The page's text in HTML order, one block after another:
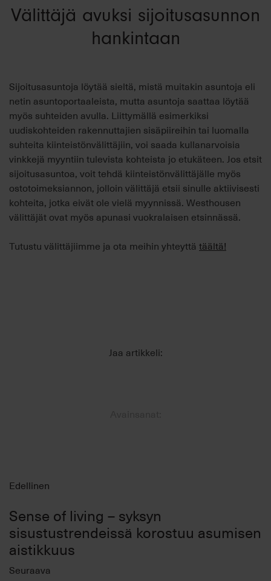
Välittäjä avuksi sijoitusasunnon
hankintaan
Sijoitusasuntoja löytää sieltä, mistä muitakin asuntoja eli
netin asuntoportaaleista, mutta asuntoja saattaa löytää
myös suhteiden avulla. Liittymällä esimerkiksi
uudiskohteiden rakennuttajien sisäpiireihin tai luomalla
suhteita kiinteistönvälittäjiin, voi saada kullanarvoisia
vinkkejä myyntiin tulevista kohteista jo etukäteen. Jos etsit
sijoitusasuntoa, voit tehdä kiinteistönvälittäjälle myös
ostotoimeksiannon, jolloin välittäjä etsii sinulle aktiivisesti
kohteita, jotka eivät ole vielä myynnissä. Westhousen
välittäjät ovat myös apunasi vuokralaisen etsinnässä.
Tutustu välittäjiimme ja ota meihin yhteyttä täältä!
Jaa artikkeli:
Edellinen
Sense of living – syksyn
sisustustrendeissä korostuu asumisen
aistikkuus
Seuraava